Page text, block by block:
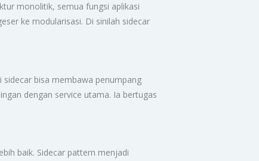
monolitik, semua fungsi aplikasi
ke modularisasi. Di sinilah sidecar
bisa membawa penumpang
dengan service utama. Ia bertugas
baik. Sidecar pattern menjadi